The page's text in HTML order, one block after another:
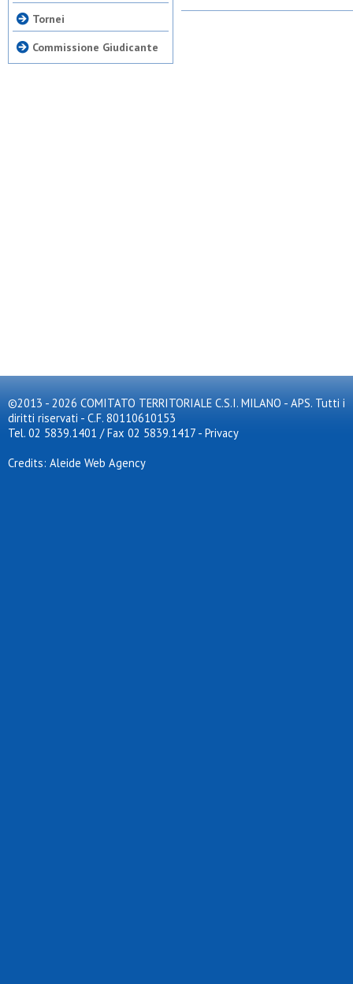
Tornei
Commissione Giudicante
©2013 - 2026 COMITATO TERRITORIALE C.S.I. MILANO - APS. Tutti i
diritti riservati - C.F. 80110610153
Tel. 02 5839.1401 / Fax 02 5839.1417 - Privacy
Credits: Aleide Web Agency